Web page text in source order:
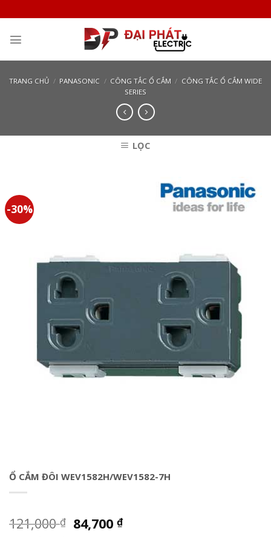
to
content
TRANG CHỦ / PANASONIC / CÔNG TẮC Ổ CẮM / CÔNG TẮC Ổ CẮM WIDE
SERIES
LỌC
-30%
Ổ CẮM ĐÔI WEV1582H/WEV1582-7H
121,000₫ 84,700₫